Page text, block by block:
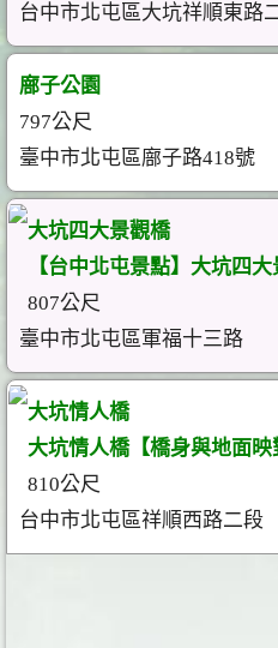
台中市北屯區大坑祥順東路
廍子公園
797公尺
臺中市北屯區廍子路418號
大坑四大景觀橋
【台中北屯景點】大坑四
807公尺
臺中市北屯區軍福十三路
大坑情人橋
大坑情人橋【橋身與地面
810公尺
台中市北屯區祥順西路二段